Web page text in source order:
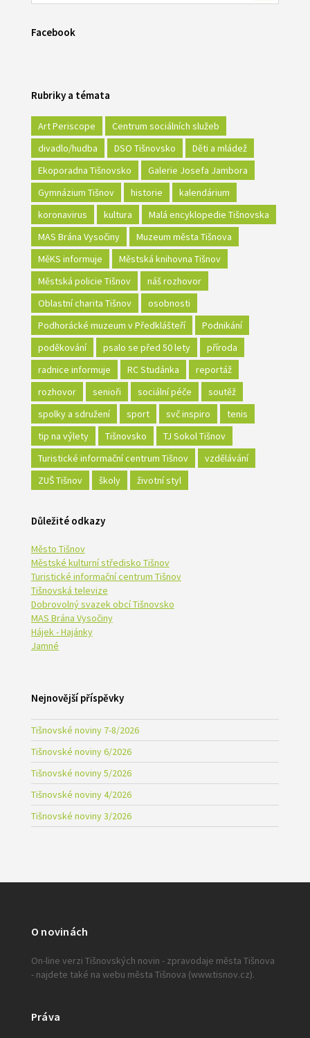
Facebook
Rubriky a témata
Art Periscope
Centrum sociálních služeb
divadlo/hudba
DSO Tišnovsko
Děti a mládež
Ekoporadna Tišnovsko
Galerie Josefa Jambora
Gymnázium Tišnov
historie
kalendárium
koronavirus
kultura
Malá encyklopedie Tišnovska
MAS Brána Vysočiny
Muzeum města Tišnova
MěKS informuje
Městská knihovna Tišnov
Městská policie Tišnov
náš rozhovor
Oblastní charita Tišnov
osobnosti
Podhorácké muzeum v Předklášteří
Podnikání
poděkování
psalo se před 50 lety
příroda
radnice informuje
RC Studánka
reportáž
rozhovor
senioři sociální péče
soutěž
spolky a sdružení
sport svč inspiro
tenis
tip na výlety
Tišnovsko
TJ Sokol Tišnov
Turistické informační centrum Tišnov
vzdělávání
ZUŠ Tišnov
školy životní styl
Důležité odkazy
Město Tišnov
Městské kulturní středisko Tišnov
Turistické informační centrum Tišnov
Tišnovská televize
Dobrovolný svazek obcí Tišnovsko
MAS Brána Vysočiny
Hájek - Hajánky
Jamné
Nejnovější příspěvky
Tišnovské noviny 7-8/2026
Tišnovské noviny 6/2026
Tišnovské noviny 5/2026
Tišnovské noviny 4/2026
Tišnovské noviny 3/2026
O novinách
On-line verzi Tišnovských novin - zpravodaje města Tišnova
- najdete také na webu města Tišnova (www.tisnov.cz).
Práva